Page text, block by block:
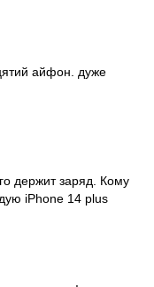
айфон. дуже
держит заряд. Кому
iPhone 14 plus